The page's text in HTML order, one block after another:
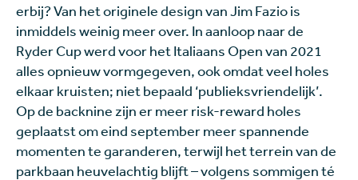
erbij? Van het originele design van Jim Fazio is
inmiddels weinig meer over. In aanloop naar de
Ryder Cup werd voor het Italiaans Open van 2021
alles opnieuw vormgegeven, ook omdat veel holes
elkaar kruisten; niet bepaald ‘publieksvriendelijk’.
Op de backnine zijn er meer risk-reward holes
geplaatst om eind september meer spannende
momenten te garanderen, terwijl het terrein van de
parkbaan heuvelachtig blijft – volgens sommigen té